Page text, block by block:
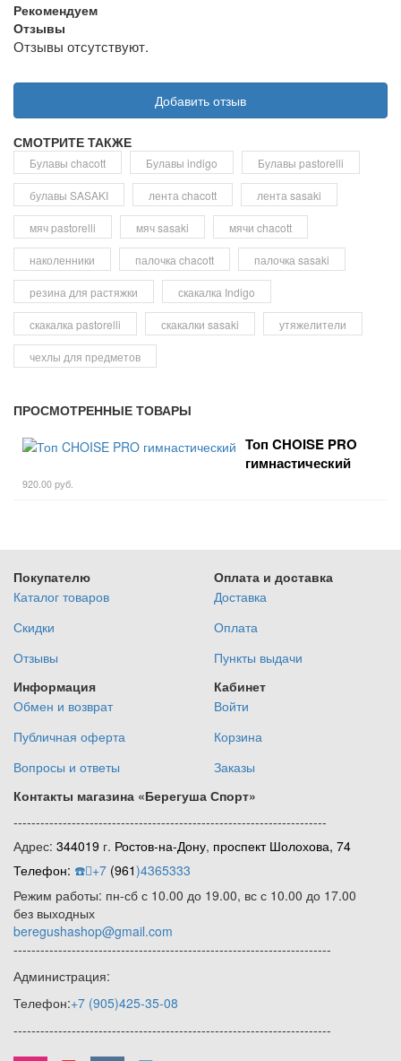
Рекомендуем
Отзывы
Отзывы отсутствуют.
Добавить отзыв
СМОТРИТЕ ТАКЖЕ
Булавы chacott Булавы indigo Булавы pastorelli
булавы SASAKI лента chacott лента sasaki
мяч pastorelli мяч sasaki мячи chacott
наколенники палочка chacott палочка sasaki
резина для растяжки скакалка Indigo
скакалка pastorelli скакалки sasaki утяжелители
чехлы для предметов
ПРОСМОТРЕННЫЕ ТОВАРЫ
Топ CHOISE PRO
гимнастический
920.00 руб.
Покупателю
Каталог товаров
Скидки
Отзывы
Оплата и доставка
Доставка
Оплата
Пункты выдачи
Информация
Обмен и возврат
Публичная оферта
Вопросы и ответы
Кабинет
Войти
Корзина
Заказы
Контакты магазина «Берегуша Спорт»
----------------------------------------------------------------------
Адрес: 344019 г. Ростов-на-Дону, проспект Шолохова, 74
Телефон: ☎️ +7 (961)4365333
Режим работы: пн-сб с 10.00 до 19.00, вс с 10.00 до 17.00
без выходных
beregushashop@gmail.com
-----------------------------------------------------------------------
Администрация:
Телефон:+7 (905)425-35-08
-----------------------------------------------------------------------